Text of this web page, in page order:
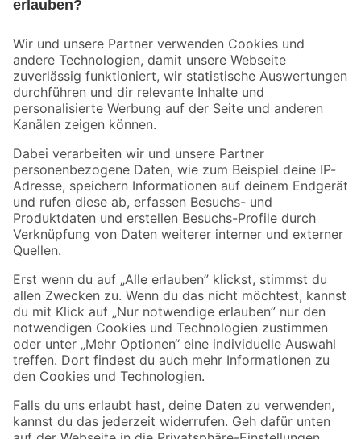
Der toom Newsletter: Keine Angebote und Aktionen mehr verpassen!
Zur Newsletter Anmeldung
Folge uns
Zahlungsarten Versandarten
Sicher einkaufen
Jetzt die toom-App herunterladen
Alle Preisangaben in EUR inkl. gesetzl. MwSt.. Die dargestellten Angebote sind unter